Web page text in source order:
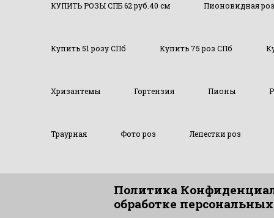
КУПИТЬ РОЗЫ СПБ 62 руб.40 см Пионовидная
Купить 51 розу СПб Купить 75 роз СПб
Хризантемы Гортензия Пионы
Траурная Фото роз Лепестки роз
Политика
обработке